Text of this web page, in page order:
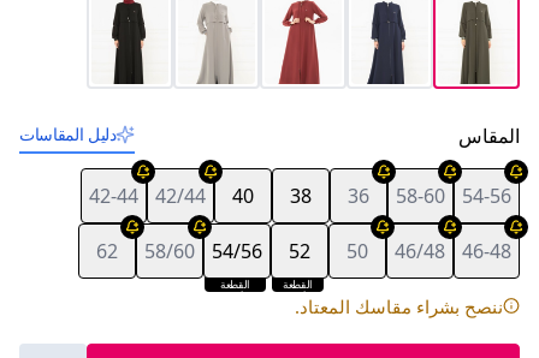
المقاس دليل المقاسات
54-56
58-60
36
38
40
42/44
42-44
46-48
46/48
50
القطعة
الأخيرة
52
القطعة
54/56
58/60
62
ننصح بشراء مقاسك المعتاد.